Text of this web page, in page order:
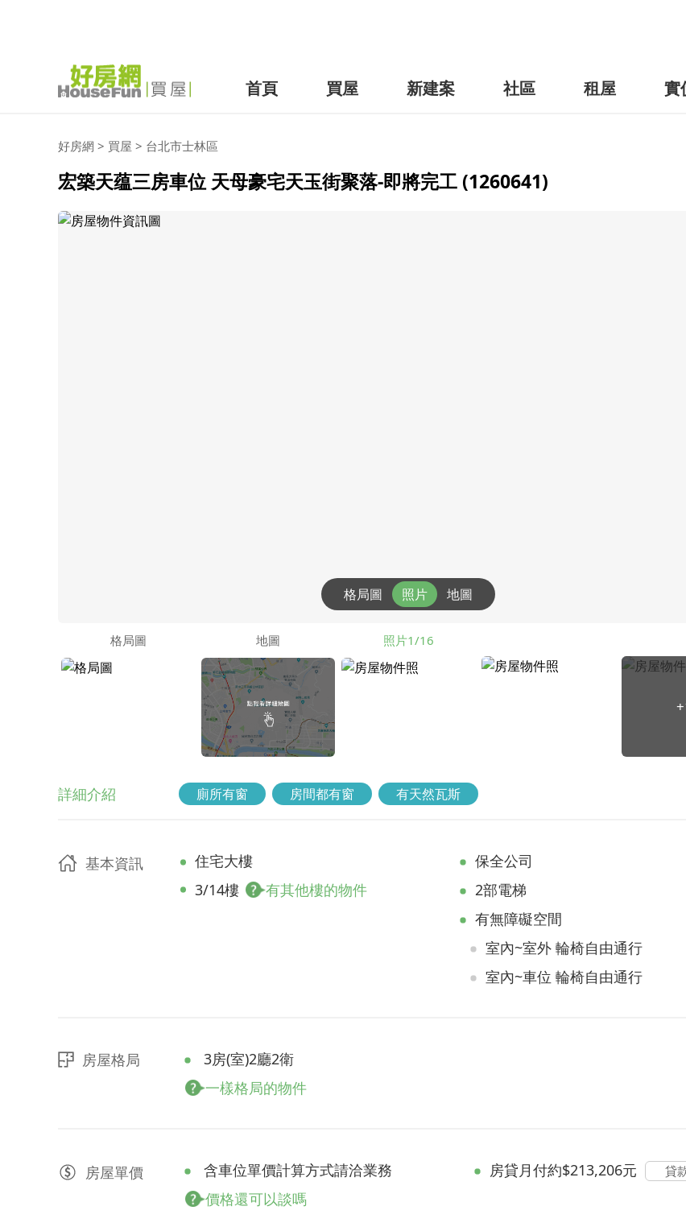
首頁 買屋 新建案 社區 租屋 實
好房網 > 買屋 > 台北市士林區
宏築天蕴三房車位 天母豪宅天玉街聚落-即將完工 (1260641)
格局圖 照片 地圖
格局圖 地圖 照片1/16
詳細介紹 廁所有窗 房間都有窗 有天然瓦斯
基本資訊
住宅大樓
3/14樓
有其他樓的物件
保全公司
2部電梯
有無障礙空間
室內~室外 輪椅自由通行
室內~車位 輪椅自由通行
房屋格局
3房(室)2廳2衛
一樣格局的物件
房屋單價
含車位單價計算方式請洽業務
價格還可以談嗎
房貸月付約$213,206元 貸